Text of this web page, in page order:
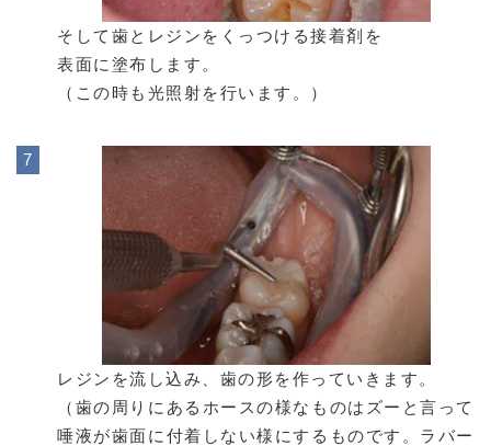
そして歯とレジンをくっつける接着剤を
表面に塗布します。
（この時も光照射を行います。）
レジンを流し込み、歯の形を作っていきます。
（歯の周りにあるホースの様なものはズーと言って
唾液が歯面に付着しない様にするものです。ラバー